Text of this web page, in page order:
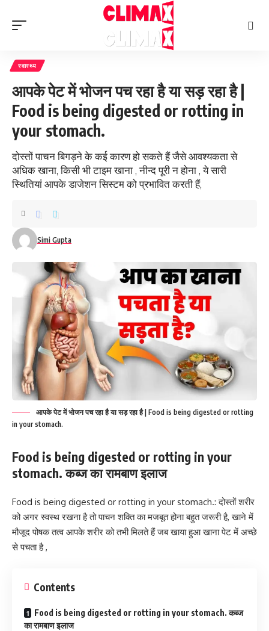
स्वास्थ्य
आपके पेट में भोजन पच रहा है या सड़ रहा है |
Food is being digested or rotting in
your stomach.
दोस्तों पाचन बिगड़ने के कई कारण हो सकते हैं जैसे आवश्यकता से
अधिक खाना, किसी भी टाइम खाना , नीन्द पूरी न होना , ये सारी
स्थितियां आपके डाजेशन सिस्टम को प्रभावित करती हैं,
Simi Gupta
आपके पेट में भोजन पच रहा है या सड़ रहा है | Food is being digested or rotting
in your stomach.
Food is being digested or rotting in your
stomach.कब्ज का रामबाण इलाज
Food is being digested or rotting in your stomach.: दोस्तों शरीर
को अगर स्वस्थ रखना है तो पाचन शक्ति का मजबूत होना बहुत जरूरी है, खाने में
मौजूद पोषक तत्व आपके शरीर को तभी मिलते हैं जब खाया हुआ खाना पेट में अच्छे
से पचता है ,
Contents
Food is being digested or rotting in your stomach. कब्ज
का रामबाण इलाज